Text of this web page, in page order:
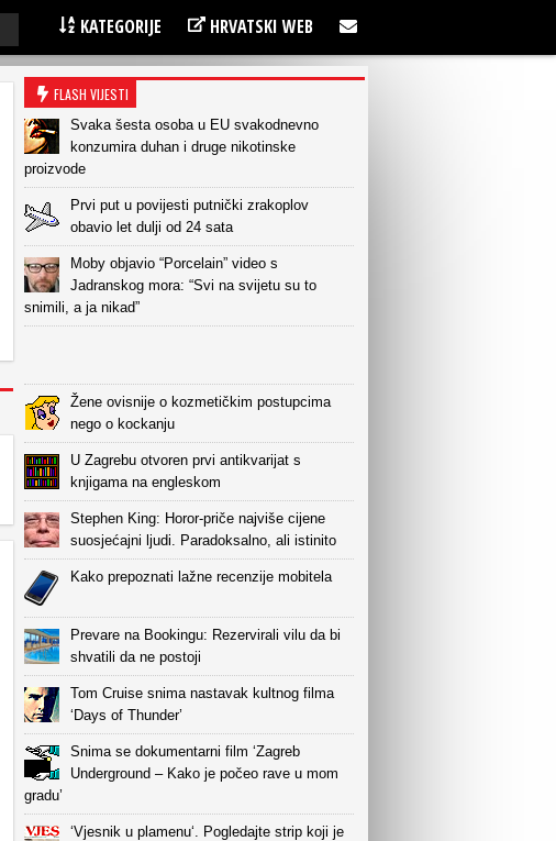
KATEGORIJE HRVATSKI WEB
FLASH VIJESTI
Svaka šesta osoba u EU svakodnevno
konzumira duhan i druge nikotinske
proizvode
Prvi put u povijesti putnički zrakoplov
obavio let dulji od 24 sata
Moby objavio “Porcelain” video s
Jadranskog mora: “Svi na svijetu su to
snimili, a ja nikad”
Žene ovisnije o kozmetičkim postupcima
nego o kockanju
U Zagrebu otvoren prvi antikvarijat s
knjigama na engleskom
Stephen King: Horor-priče najviše cijene
suosjećajni ljudi. Paradoksalno, ali istinito
Kako prepoznati lažne recenzije mobitela
Prevare na Bookingu: Rezervirali vilu da bi
shvatili da ne postoji
Tom Cruise snima nastavak kultnog filma
‘Days of Thunder’
Snima se dokumentarni film ‘Zagreb
Underground – Kako je počeo rave u mom
gradu’
‘Vjesnik u plamenu‘. Pogledajte strip koji je